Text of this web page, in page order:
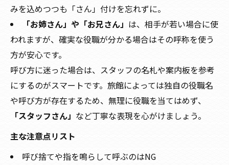
みを込めつつも「さん」付けを忘れずに。
「お姉さん」や「お兄さん」 は、相手が若い場合に使
われますが、確実な役職が分かる場合はその呼称を使う
方が安心です。
呼び方に迷った場合は、スタッフの名札や案内板を参考
にするのがスマートです。旅館によっては独自の役職名
や呼び方が存在するため、無理に役職を当てはめず、
「スタッフさん」 など丁寧な表現を心がけましょう。
主な注意点リスト
呼び捨てや指を鳴らして呼ぶのはNG